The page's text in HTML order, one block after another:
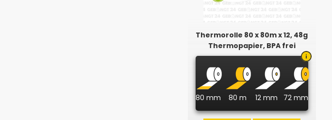
Thermorolle 80 x 80m x 12, 48g
Thermopapier, BPA frei
80 mm 80 m 12 mm 72 mm